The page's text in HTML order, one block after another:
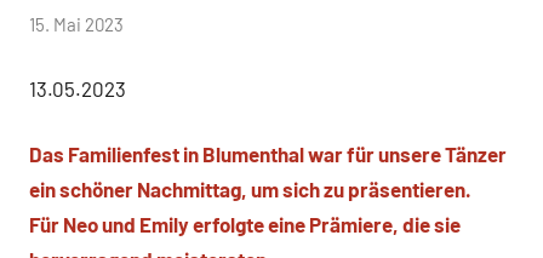
1990
von
Schwarz-
15. Mai 2023
13.05.2023
Das Familienfest in Blumenthal war für unsere Tänzer
ein schöner Nachmittag, um sich zu präsentieren.
Für Neo und Emily erfolgte eine Prämiere, die sie